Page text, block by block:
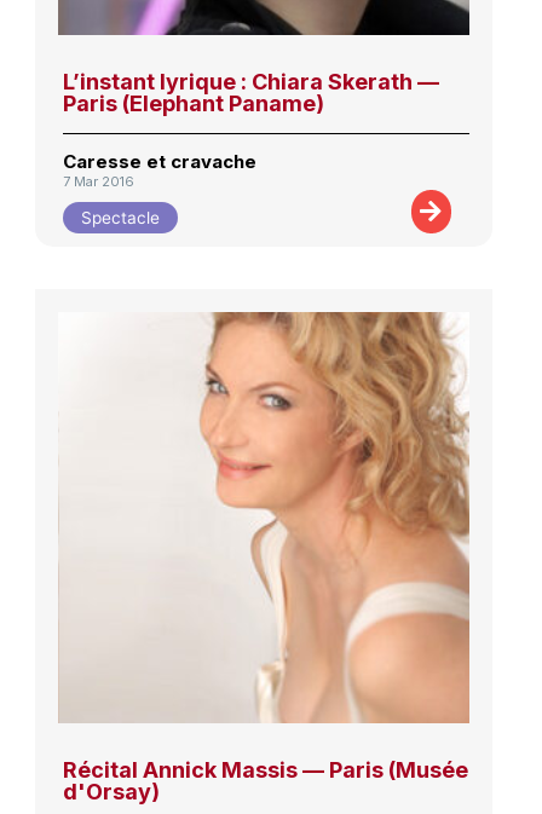
L’instant lyrique : Chiara Skerath —
Paris (Elephant Paname)
Caresse et cravache
7 Mar 2016
Spectacle
Récital Annick Massis — Paris (Musée
d'Orsay)